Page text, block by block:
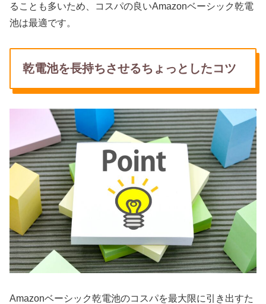
ることも多いため、コスパの良いAmazonベーシック乾電
池は最適です。
乾電池を長持ちさせるちょっとしたコツ
Amazonベーシック乾電池のコスパを最大限に引き出すた